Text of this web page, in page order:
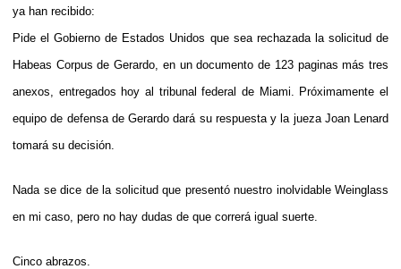
ya han recibido:
Pide el Gobierno de Estados Unidos que sea rechazada la solicitud de
Habeas Corpus de Gerardo, en un documento de 123 paginas más tres
anexos, entregados hoy al tribunal federal de Miami. Próximamente el
equipo de defensa de Gerardo dará su respuesta y la jueza Joan Lenard
tomará su decisión.
Nada se dice de la solicitud que presentó nuestro inolvidable Weinglass
en mi caso, pero no hay dudas de que correrá igual suerte.
Cinco abrazos.